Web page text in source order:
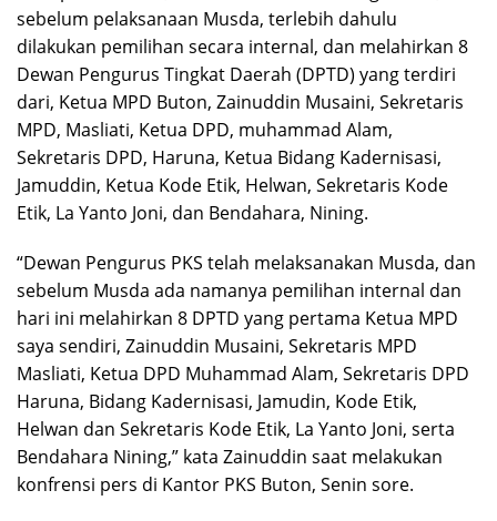
sebelum pelaksanaan Musda, terlebih dahulu
dilakukan pemilihan secara internal, dan melahirkan 8
Dewan Pengurus Tingkat Daerah (DPTD) yang terdiri
dari, Ketua MPD Buton, Zainuddin Musaini, Sekretaris
MPD, Masliati, Ketua DPD, muhammad Alam,
Sekretaris DPD, Haruna, Ketua Bidang Kadernisasi,
Jamuddin, Ketua Kode Etik, Helwan, Sekretaris Kode
Etik, La Yanto Joni, dan Bendahara, Nining.
“Dewan Pengurus PKS telah melaksanakan Musda, dan
sebelum Musda ada namanya pemilihan internal dan
hari ini melahirkan 8 DPTD yang pertama Ketua MPD
saya sendiri, Zainuddin Musaini, Sekretaris MPD
Masliati, Ketua DPD Muhammad Alam, Sekretaris DPD
Haruna, Bidang Kadernisasi, Jamudin, Kode Etik,
Helwan dan Sekretaris Kode Etik, La Yanto Joni, serta
Bendahara Nining,” kata Zainuddin saat melakukan
konfrensi pers di Kantor PKS Buton, Senin sore.